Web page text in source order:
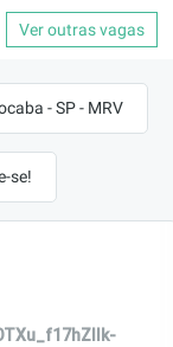
Ver outras vagas
- SP - MRV
se!